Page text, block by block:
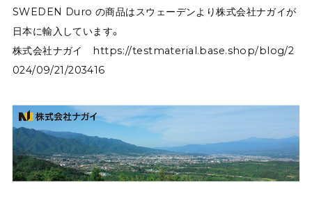
SWEDEN Duro の商品はスウェーデンより株式会社ナガイが
日本に輸入しています。
株式会社ナガイ https://testmaterial.base.shop/blog/2
024/09/21/203416